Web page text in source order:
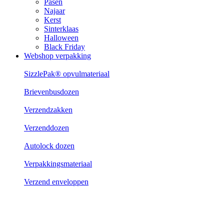
Pasen
Najaar
Kerst
Sinterklaas
Halloween
Black Friday
Webshop verpakking
SizzlePak® opvulmateriaal
Brievenbusdozen
Verzendzakken
Verzenddozen
Autolock dozen
Verpakkingsmateriaal
Verzend enveloppen